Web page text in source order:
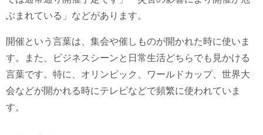
ぶまれている」などがあります。
開催という言葉は、集会や催しものが開かれた時に使いま
す。また、ビジネスシーンと日常生活どちらでも見かける
言葉です。特に、オリンピック、ワールドカップ、世界大
会などが開かれる時にテレビなどで頻繁に使われていま
す。